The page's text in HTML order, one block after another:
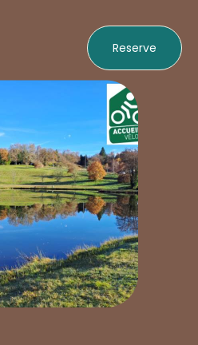
Reserve